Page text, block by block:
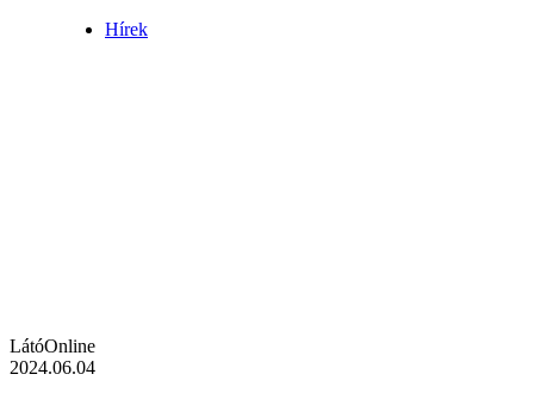
Hírek
LátóOnline
2024.06.04